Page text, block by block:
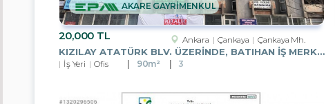
20,000 TL Ankara Çankaya Çankaya Mh.
KIZILAY ATATÜRK BLV. ÜZERINDE, BATIHAN İŞ MERKEZINDE, 6.KATTA
İş Yeri Ofis 90m² 3
AKARE GAYRİMENKUL